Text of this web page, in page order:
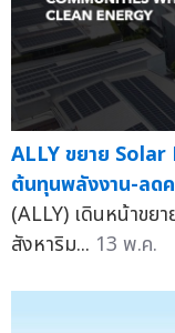
ALLY ขยาย
ต้นทุนพลังงาน-ลด
(ALLY) เดินหน้าขย
สังหาริม... 13 พ.ค.